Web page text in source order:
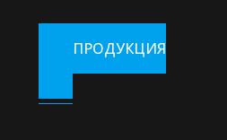
ПРОДУКЦИЯ